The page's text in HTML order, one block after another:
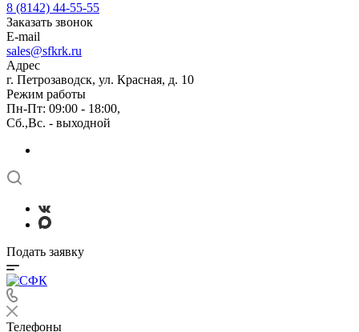
8 (8142) 44-55-55
Заказать звонок
E-mail
sales@sfkrk.ru
Адрес
г. Петрозаводск, ул. Красная, д. 10
Режим работы
Пн-Пт: 09:00 - 18:00,
Сб.,Вс. - выходной
Подать заявку
Телефоны